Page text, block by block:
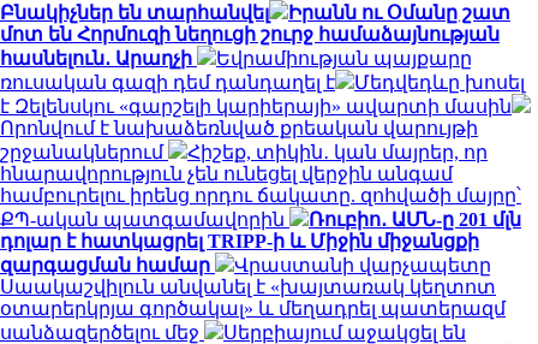
Բնակիչներ են տարհանվել
Իրանն ու Օմանը շատ
մոտ են Հորմուզի նեղուցի շուրջ համաձայնության
հասնելուն․ Արաղչի
Եվրամիության պայքարը
ռուսական գազի դեմ դանդաղել է
Մեդվեդևը խոսել
է Զելենսկու «գարշելի կարիերայի» ավարտի մասին
Որոնվում է նախաձեռնված քրեական վարույթի
շրջանակներում
Հիշեք, տիկին․ կան մայրեր, որ
հնարավորություն չեն ունեցել վերջին անգամ
համբուրելու իրենց որդու ճակատը. զոհվածի մայրը՝
ՔՊ-ական պատգամավորին
Ռուբիո․ ԱՄՆ-ը 201 մլն
դոլար է հատկացրել TRIPP-ի և Միջին միջանցքի
զարգացման համար
Վրաստանի վարչապետը
Սաակաշվիլուն անվանել է «խայտառակ կեղտոտ
օտարերկրյա գործակալ» և մեղադրել պատերազմ
սանձազերծելու մեջ
Սերբիայում աջակցել են